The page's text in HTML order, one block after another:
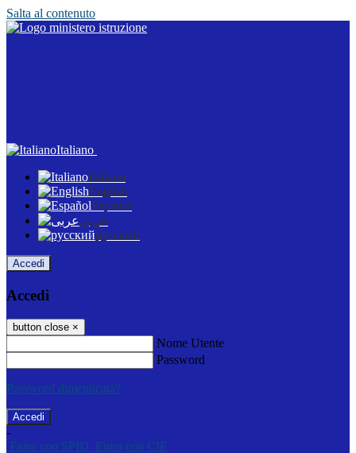
Salta al contenuto
Italiano
Italiano
English
Español
عربى
русский
Accedi
Accedi
button close ×
Nome Utente
Password
Password dimenticata?
-
Entra con SPID Entra con CIE